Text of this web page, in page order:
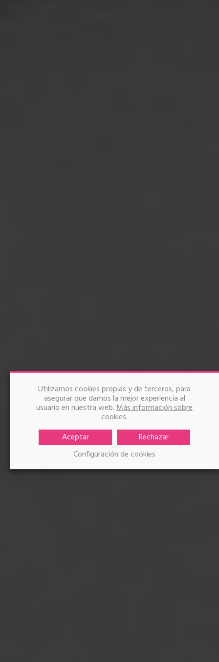
En un lugar de la mente A un
lloc de la ment
Pep Bonet
Utilizamos cookies propias y de terceros, para
asegurar que damos la mejor experiencia al
usuario en nuestra web.Más información sobre
cookies.
Aceptar
Rechazar
Configuración de cookies